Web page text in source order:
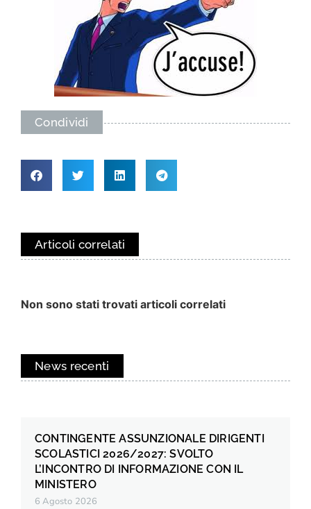
Condividi
Articoli correlati
Non sono stati trovati articoli correlati
News recenti
CONTINGENTE ASSUNZIONALE DIRIGENTI
SCOLASTICI 2026/2027: SVOLTO
L’INCONTRO DI INFORMAZIONE CON IL
MINISTERO
6 Agosto 2026